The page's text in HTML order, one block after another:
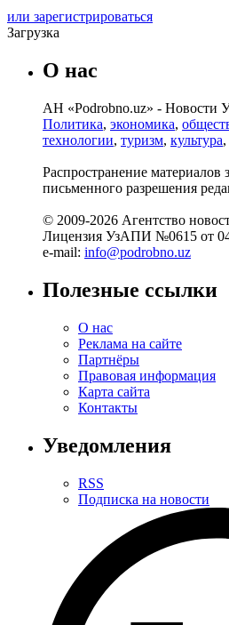
или зарегистрироваться
Загрузка
О нас
АН «Podrobno.uz» - Новости
Политика, экономика,
технологии, туризм, культура,
Распространение материалов
письменного разрешения
© 2009-2026 Агентство
Лицензия УзАПИ №0615 от
e-mail: info@podrobno.uz
Полезные ссылки
О нас
Реклама на сайте
Партнёры
Правовая информация
Карта сайта
Контакты
Уведомления
RSS
Подписка на новости